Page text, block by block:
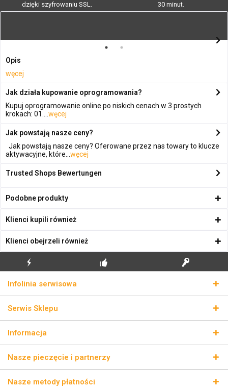
dzięki szyfrowaniu SSL.
30 minut.
Opis
węcej
Jak działa kupowanie oprogramowania?
Kupuj oprogramowanie online po niskich cenach w 3 prostych
krokach: 01.... węcej
Jak powstają nasze ceny?
Jak powstają nasze ceny? Oferowane przez nas towary to klucze
aktywacyjne, które... węcej
Trusted Shops Bewertungen
Podobne produkty
Klienci kupili również
Klienci obejrzeli również
WYSYŁKA
Infolinia serwisowa
Serwis Sklepu
Informacja
Nasze pieczęcie i partnerzy
Nasze metody płatności